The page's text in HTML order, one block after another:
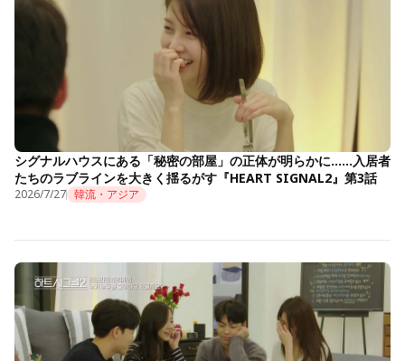
シグナルハウスにある「秘密の部屋」の正体が明らかに……入居者
たちのラブラインを大きく揺るがす『HEART SIGNAL2』第3話
2026/7/27 韓流・アジア